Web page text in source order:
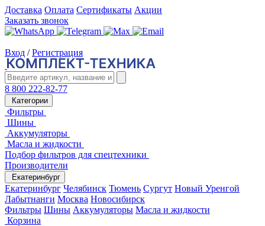
Доставка Оплата Сертификаты Акции
Заказать звонок
Вход / Регистрация
8 800 222-82-77
Категории
Фильтры
Шины
Аккумуляторы
Масла и жидкости
Подбор фильтров для спецтехники
Производители
Екатеринбург
Екатеринбург Челябинск Тюмень Сургут Новый Уренгой
Лабытнанги Москва Новосибирск
Фильтры Шины Аккумуляторы Масла и жидкости
Корзина